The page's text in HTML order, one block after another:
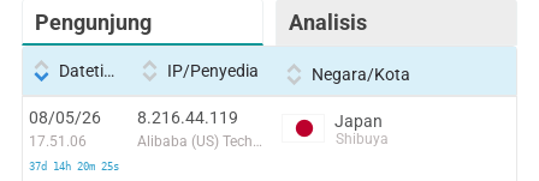
Pengunjung Analisis
Datetime IP/Penyedia Negara/Kota
08/05/26
17.51.06
37d 14h 20m 25s
8.216.44.119
Alibaba (US) Technology Co., Ltd.
Japan
Shibuya